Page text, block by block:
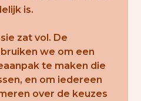
is.
zat vol. De
we om een
te maken die
en om iedereen
over de keuzes